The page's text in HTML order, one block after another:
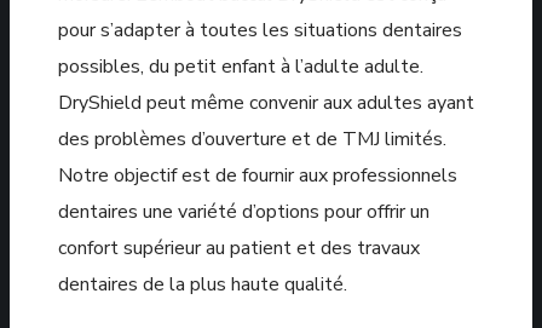
pour s’adapter à toutes les situations dentaires
possibles, du petit enfant à l’adulte adulte.
DryShield peut même convenir aux adultes ayant
des problèmes d’ouverture et de TMJ limités.
Notre objectif est de fournir aux professionnels
dentaires une variété d’options pour offrir un
confort supérieur au patient et des travaux
dentaires de la plus haute qualité.